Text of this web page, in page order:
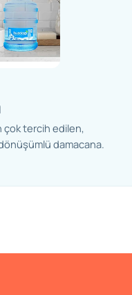
çok tercih edilen,
damacana.